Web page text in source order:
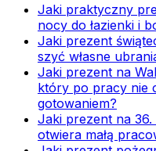
Jaki praktyczny
nocy do łazienki i
Jaki prezent
szyć własne
Jaki prezent na
który po pracy nie
gotowaniem?
Jaki prezent na
otwiera małą